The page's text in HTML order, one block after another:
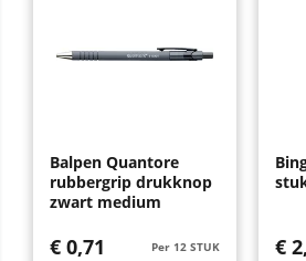
Balpen Quantore
rubbergrip drukknop
zwart medium
Per 12 STUK
€ 0,71 €